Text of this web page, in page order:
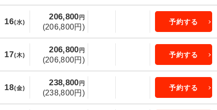
16(水)
206,800円
(206,800円)
予約する
17(木)
206,800円
(206,800円)
予約する
18(金)
238,800円
(238,800円)
予約する